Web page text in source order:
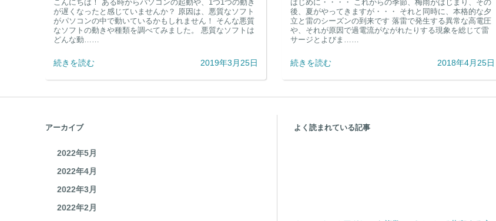
悪質なソフトにご用心！
こんにちは！ ある時からパソコンの起動や、1つ1つの動き
が遅くなったと感じていませんか？ 原因は、悪質なソフト
がパソコンの中で動いているかもしれません！ そんな悪質
なソフトの動きや種類を調べてみました。 悪質なソフトは
続きを読む 2019年3月25日
雷が落ちたら・・・・パソコンの雷対策
はじめに・・・・ これからの季節、梅雨がはじまり、その
後、夏がやってきますが・・・ それと同時に、本格的な夕
立と雷のシーズンの到来です 落雷で発生する異常な高電圧
や、それが原因で過電流がながれたりする現象を総じて雷
続きを読む 2018年4月25日
2022年5月
2022年4月
2022年3月